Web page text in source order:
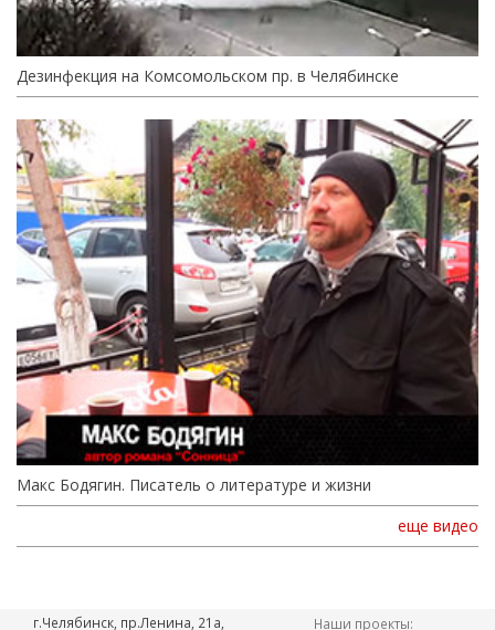
Дезинфекция на Комсомольском пр. в Челябинске
Макс Бодягин. Писатель о литературе и жизни
еще видео
г.Челябинск, пр.Ленина, 21а,
Наши проекты: